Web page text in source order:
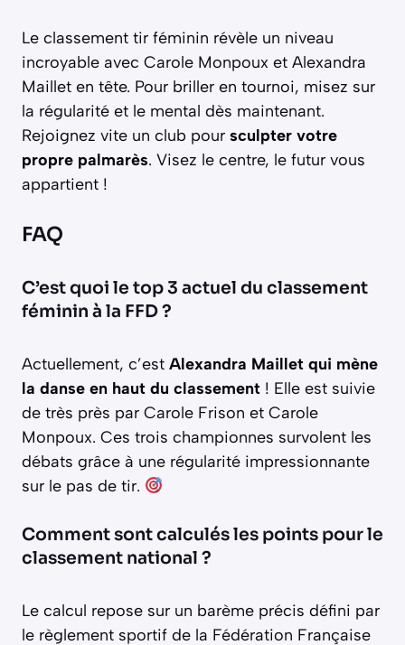
Le classement tir féminin révèle un niveau
incroyable avec Carole Monpoux et Alexandra
Maillet en tête. Pour briller en tournoi, misez sur
la régularité et le mental dès maintenant.
Rejoignez vite un club pour sculpter votre
propre palmarès. Visez le centre, le futur vous
appartient !
FAQ
C’est quoi le top 3 actuel du classement
féminin à la FFD ?
Actuellement, c’est Alexandra Maillet qui mène
la danse en haut du classement ! Elle est suivie
de très près par Carole Frison et Carole
Monpoux. Ces trois championnes survolent les
débats grâce à une régularité impressionnante
sur le pas de tir.
Comment sont calculés les points pour le
classement national ?
Le calcul repose sur un barème précis défini par
le règlement sportif de la Fédération Française